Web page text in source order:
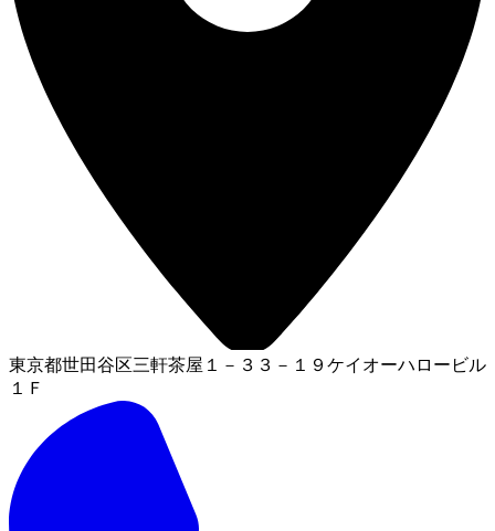
東京都世田谷区三軒茶屋１－３３－１９ケイオーハロービル
１Ｆ